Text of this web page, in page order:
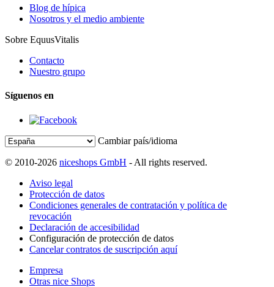
Blog de hípica
Nosotros y el medio ambiente
Sobre EquusVitalis
Contacto
Nuestro grupo
Síguenos en
Cambiar país/idioma
© 2010-2026 niceshops GmbH - All rights reserved.
Aviso legal
Protección de datos
Condiciones generales de contratación y política de
revocación
Declaración de accesibilidad
Configuración de protección de datos
Cancelar contratos de suscripción aquí
Empresa
Otras nice Shops